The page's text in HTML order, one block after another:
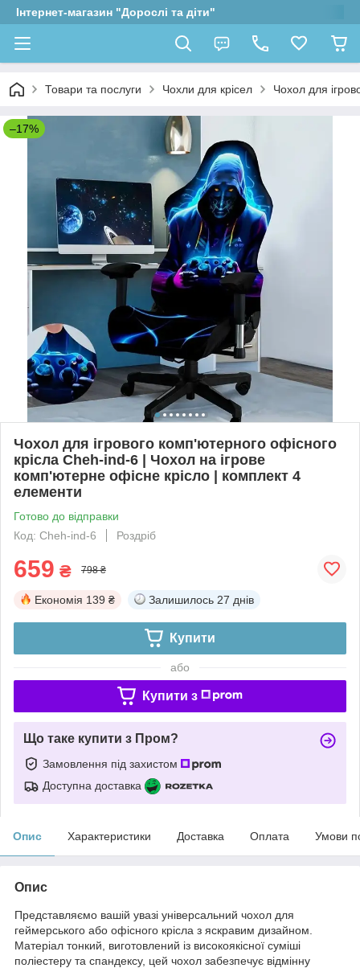
Інтернет-магазин "Дорослі та діти"
Товари та послуги Чохли для крісел Чохол для
–17%
Чохол для ігрового комп'ютерного офісного
крісла Cheh-ind-6 | Чохол на ігрове
комп'ютерне офісне крісло | комплект 4
елементи
Готово до відправки
Код: Cheh-ind-6
Роздріб
659 ₴ 798 ₴
Економія 139 ₴ Залишилось 27 днів
Купити
або
Купити з
Що таке купити з Пром?
Замовлення під захистом
Доступна доставка
Опис Характеристики Доставка Оплата Умови
Опис
Представляємо вашій увазі універсальний чохол для
геймерського або офісного крісла з яскравим дизайном.
Матеріал тонкий, виготовлений із високоякісної суміші
поліестеру та спандексу, цей чохол забезпечує відмінну